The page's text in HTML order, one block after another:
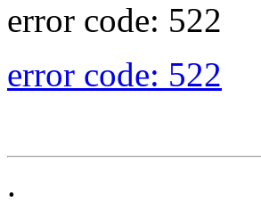
error code: 522
error code: 522
.